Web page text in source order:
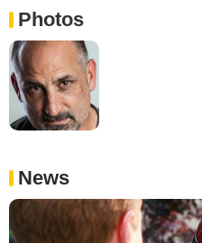
Photos
News